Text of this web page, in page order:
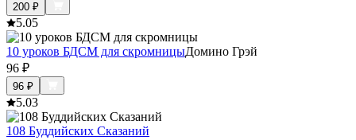
200 ₽
5.05
10 уроков БДСМ для скромницыДомино Грэй
96 ₽
96 ₽
5.03
108 Буддийских Сказаний